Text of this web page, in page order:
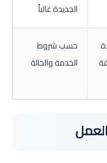
الجديدة غالباً
حسب شروط
الخدمة والحالة